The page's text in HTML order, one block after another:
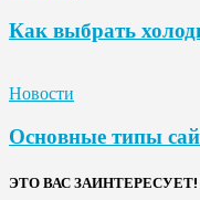
Как выбрать
Новости
Основные типы
ЭТО ВАС ЗАИНТЕРЕСУЕТ!